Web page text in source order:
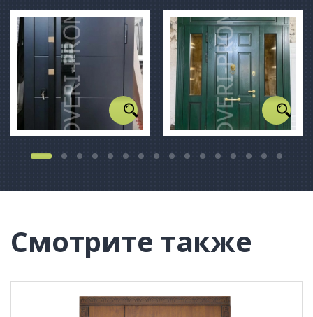
Смотрите также